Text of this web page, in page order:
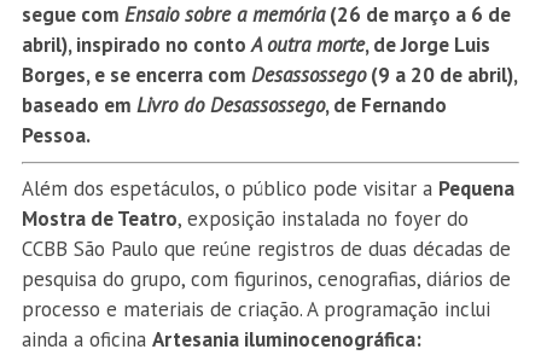
segue com Ensaio sobre a memória(26 de março a 6 de
abril), inspirado no contoA outra morte, de Jorge Luis
Borges, e se encerra com Desassossego(9 a 20 de abril),
baseado em Livro do Desassossego, de Fernando
Pessoa.
Além dos espetáculos, o público pode visitar a Pequena
Mostra de Teatro, exposição instalada no foyer do
CCBB São Paulo que reúne registros de duas décadas de
pesquisa do grupo, com figurinos, cenografias, diários de
processo e materiais de criação. A programação inclui
ainda a oficina Artesania iluminocenográfica: